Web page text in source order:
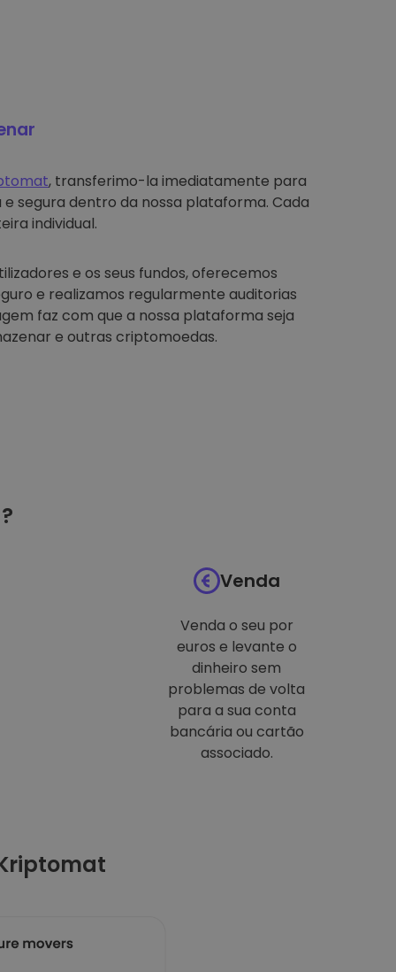
, transferimo-la imediatamente para
segura dentro da nossa plataforma. Cada
individual.
e os seus fundos, oferecemos
e realizamos regularmente auditorias
faz com que a nossa plataforma seja
e outras criptomoedas.
?
Venda
Venda o seu por
euros e levante o
dinheiro sem
problemas de volta
para a sua conta
bancária ou cartão
associado.